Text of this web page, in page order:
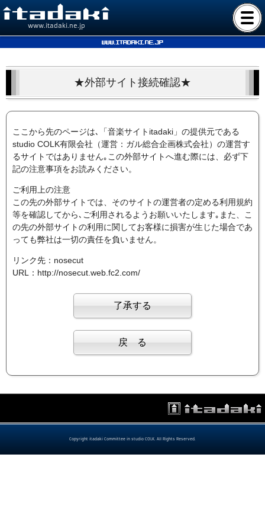
www.itadaki.ne.jp
www.itadaki.ne.jp
★外部サイト接続確認★
ここから先のページは､「音楽サイトitadaki」の提供元である
studio COLK有限会社（運営：ガル総合企画株式会社）の運営す
るサイトではありません｡この外部サイトへ進む際には、必ず下
記の注意事項をお読みください。
ご利用上の注意
この先の外部サイトでは、そのサイトの運営者の定める利用規約
等を確認してから､ご利用されるようお願いいたします｡また、こ
の先の外部サイトの利用に関してお客様に損害が生じた場合であ
っても弊社は一切の責任を負いません。
リンク先：nosecut
URL：http://nosecut.web.fc2.com/
Copyright itadaki Committee in studio COLK. All Rights Reserved.